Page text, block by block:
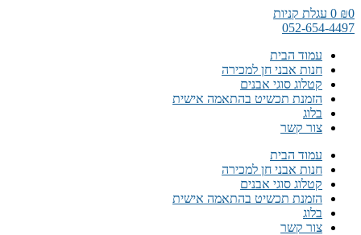
דלג
לתוכן
₪0
0 עגלת קניות
052-654-4497
עמוד הבית
חנות אבני חן למכירה
קטלוג סוגי אבנים
הזמנת תכשיט בהתאמה אישית
בלוג
צור קשר
עמוד הבית
חנות אבני חן למכירה
קטלוג סוגי אבנים
הזמנת תכשיט בהתאמה אישית
בלוג
צור קשר